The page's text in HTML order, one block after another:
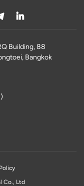
Building, 88
Bangkok
Co., Ltd